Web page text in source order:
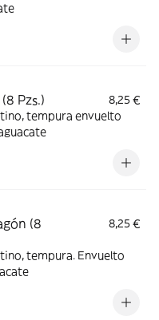
Pzs.)
8,25 €
tempura envuelto
(8
8,25 €
tempura. Envuelto